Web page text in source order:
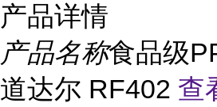
产品详情
产品名称食品级
道达尔 RF402 查